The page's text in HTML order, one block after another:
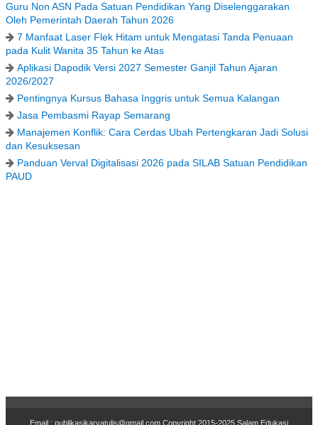
Guru Non ASN Pada Satuan Pendidikan Yang Diselenggarakan
Oleh Pemerintah Daerah Tahun 2026
7 Manfaat Laser Flek Hitam untuk Mengatasi Tanda Penuaan
pada Kulit Wanita 35 Tahun ke Atas
Aplikasi Dapodik Versi 2027 Semester Ganjil Tahun Ajaran
2026/2027
Pentingnya Kursus Bahasa Inggris untuk Semua Kalangan
Jasa Pembasmi Rayap Semarang
Manajemen Konflik: Cara Cerdas Ubah Pertengkaran Jadi Solusi
dan Kesuksesan
Panduan Verval Digitalisasi 2026 pada SILAB Satuan Pendidikan
PAUD
Email : publikasikaryatulis@gmail.com Copyright 2015-2025 Salam Edukasi